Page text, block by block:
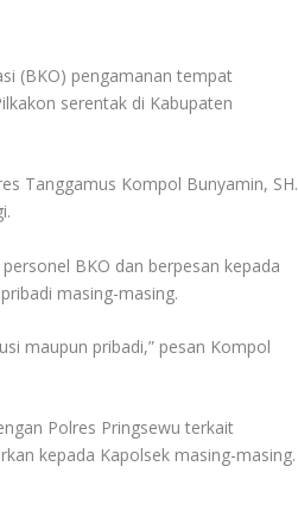
(BKO) pengamanan tempat
serentak di Kabupaten
Tanggamus Kompol Bunyamin, SH.
BKO dan berpesan kepada
masing-masing.
maupun pribadi,” pesan Kompol
Polres Pringsewu terkait
kepada Kapolsek masing-masing.